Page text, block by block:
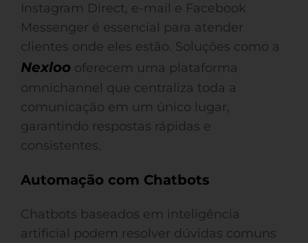
Instagram Direct, e-mail e Facebook
Messenger é essencial para atender
clientes onde eles estão. Soluções como a
Nexloo oferecem uma plataforma
omnichannel que centraliza toda a
comunicação em um único lugar,
garantindo respostas rápidas e
consistentes.
Automação com Chatbots
Chatbots baseados em inteligência
artificial podem resolver dúvidas comuns